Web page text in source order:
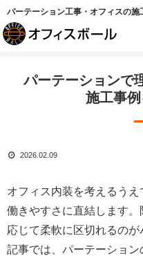
パーテーション工事・オフィスの
パーテーションで
施工事
2026.02.09
オフィス内装を考えるう
働きやすさに直結します
応じて柔軟に区切れるの
記事では、パーテーショ